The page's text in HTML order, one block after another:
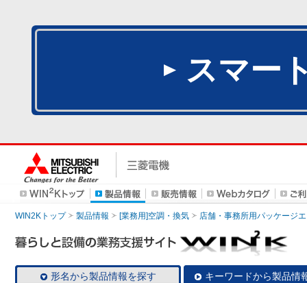
スマー
WIN2Kトップ 製品情報 [業務用]空調・換気 店舗・事務所用パッケージ
形名から製品情報を探す キーワードから製品情